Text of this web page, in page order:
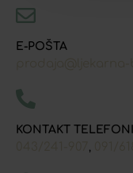
E-POŠTA
KONTAKT TELEFONI
,